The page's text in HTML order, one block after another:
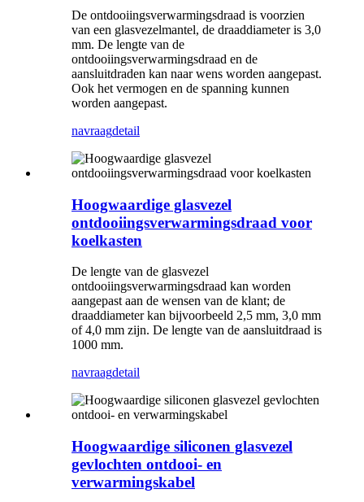
De ontdooiingsverwarmingsdraad is voorzien
van een glasvezelmantel, de draaddiameter is 3,0
mm. De lengte van de
ontdooiingsverwarmingsdraad en de
aansluitdraden kan naar wens worden aangepast.
Ook het vermogen en de spanning kunnen
worden aangepast.
navraagdetail
Hoogwaardige glasvezel
ontdooiingsverwarmingsdraad voor
koelkasten
De lengte van de glasvezel
ontdooiingsverwarmingsdraad kan worden
aangepast aan de wensen van de klant; de
draaddiameter kan bijvoorbeeld 2,5 mm, 3,0 mm
of 4,0 mm zijn. De lengte van de aansluitdraad is
1000 mm.
navraagdetail
Hoogwaardige siliconen glasvezel
gevlochten ontdooi- en
verwarmingskabel